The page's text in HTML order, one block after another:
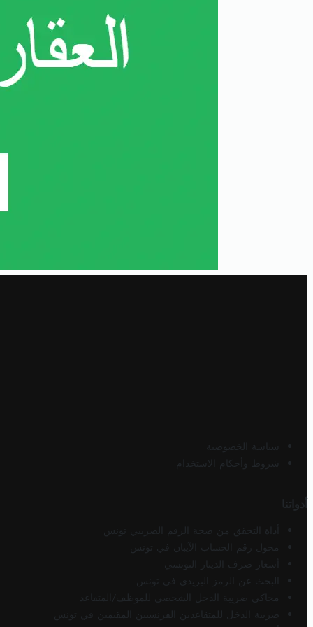
سياسة الخصوصية
شروط وأحكام الاستخدام
أدواتنا
أداة التحقق من صحة الرقم الضريبي تونس
محول رقم الحساب الآيبان في تونس
أسعار صرف الدينار التونسي
البحث عن الرمز البريدي في تونس
محاكي ضريبة الدخل الشخصي للموظف/المتقاعد
ضريبة الدخل للمتقاعدين الفرنسيين المقيمين في تونس